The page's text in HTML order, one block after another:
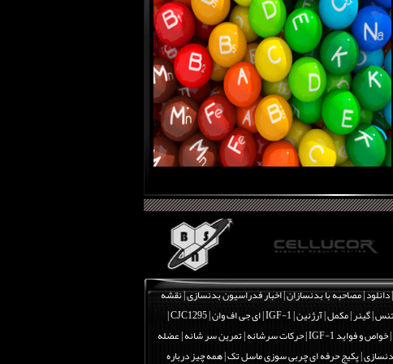
|دانلود|مصاحبه با بدنسازان|اخبار فدراسیون بدنسازی|نقشه
|گینر|مکمل|آرژنین|IGF-1 | ای جی اف وان |
CJC1295 |
|خواص و فواید IGF-1 |حرکات سرشانه | تمرین سر شانه | عضله
|پکیج حرفه ای چربی سوزی ماسل تک|همه چیز درباره